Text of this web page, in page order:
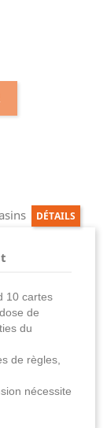
DÉTAILS
10 cartes
de
du
de règles,
nécessite